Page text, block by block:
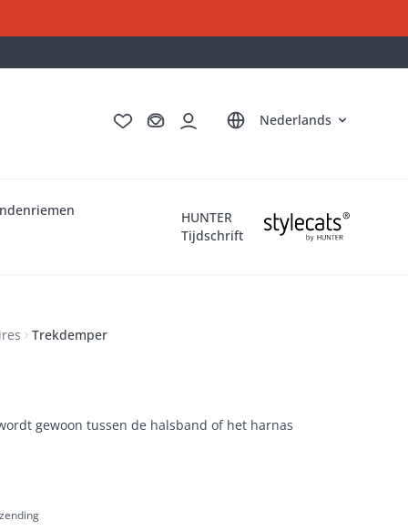
Deutsch
English
Français
ItalianoNederlands
HUNTER
Tijdschrift
Trekdemper
gewoon tussen de halsband of het harnas